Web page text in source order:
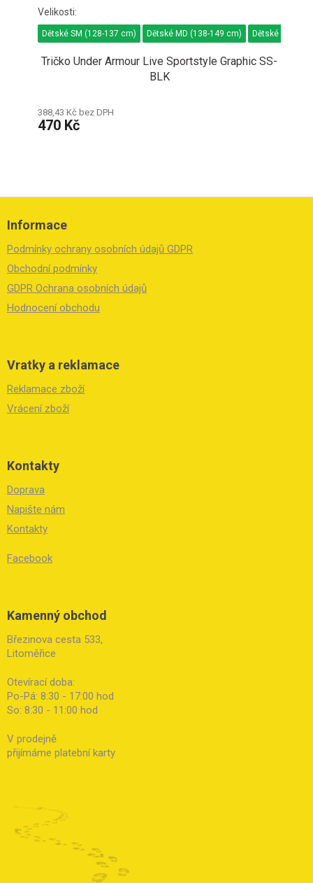
Tričko Under Armour Live Sportstyle Graphic SS-
BLK
388,43 Kč bez DPH
470 Kč
Dětské SM (128-137 cm) Dětské MD (138-149 cm) Dětské LG
Informace
Podmínky ochrany osobních údajů GDPR
Obchodní podmínky
GDPR Ochrana osobních údajů
Hodnocení obchodu
Vratky a reklamace
Reklamace zboží
Vrácení zboží
Kontakty
Doprava
Napište nám
Kontakty
Facebook
Kamenný obchod
Březinova cesta 533,
Litoměřice
Otevírací doba:
Po-Pá: 8:30 - 17:00 hod
So: 8:30 - 11:00 hod
V prodejně
přijímáme platební karty